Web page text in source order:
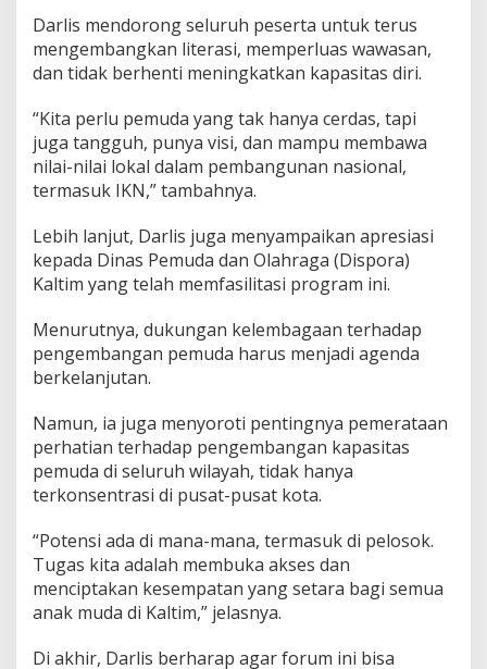
Darlis mendorong seluruh peserta untuk terus
mengembangkan literasi, memperluas wawasan,
dan tidak berhenti meningkatkan kapasitas diri.
“Kita perlu pemuda yang tak hanya cerdas, tapi
juga tangguh, punya visi, dan mampu membawa
nilai-nilai lokal dalam pembangunan nasional,
termasuk IKN,” tambahnya.
Lebih lanjut, Darlis juga menyampaikan apresiasi
kepada Dinas Pemuda dan Olahraga (Dispora)
Kaltim yang telah memfasilitasi program ini.
Menurutnya, dukungan kelembagaan terhadap
pengembangan pemuda harus menjadi agenda
berkelanjutan.
Namun, ia juga menyoroti pentingnya pemerataan
perhatian terhadap pengembangan kapasitas
pemuda di seluruh wilayah, tidak hanya
terkonsentrasi di pusat-pusat kota.
“Potensi ada di mana-mana, termasuk di pelosok.
Tugas kita adalah membuka akses dan
menciptakan kesempatan yang setara bagi semua
anak muda di Kaltim,” jelasnya.
Di akhir, Darlis berharap agar forum ini bisa